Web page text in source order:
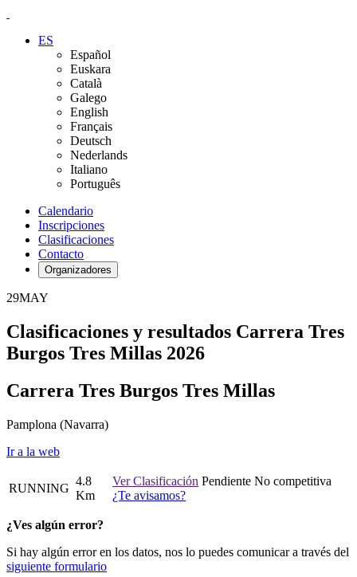
ES
Español
Euskara
Català
Galego
English
Français
Deutsch
Nederlands
Italiano
Português
Calendario
Inscripciones
Clasificaciones
Contacto
Organizadores
29MAY
Clasificaciones y resultados Carrera Tres
Burgos Tres Millas 2026
Carrera Tres Burgos Tres Millas
Pamplona (Navarra)
Ir a la web
RUNNING
4.8
Km
Ver Clasificación Pendiente No competitiva
¿Te avisamos?
¿Ves algún error?
Si hay algún error en los datos, nos lo puedes comunicar a través del
siguiente formulario